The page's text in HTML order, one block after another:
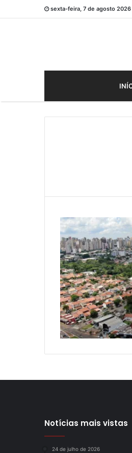
sexta-feira, 7 de agosto 2026
Notícias mais vistas
24 de julho de 2026